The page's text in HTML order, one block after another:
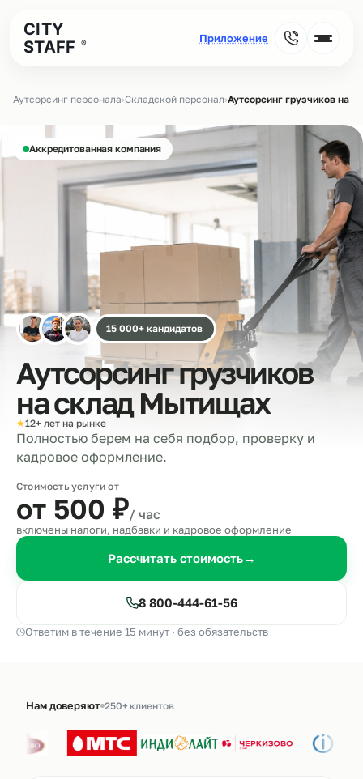
CITY
STAFF
®
Аутсорсинг персонала›Складской персонал›Аутсорсинг грузчиков на
Аккредитованная компания
15 000+ кандидатов
Аутсорсинг грузчиков
на складМытищах
★12+ лет на рынке
Полностью берем на себя подбор, проверку и
кадровое оформление.
Стоимость услуги от
от 500 ₽/ час
включены налоги, надбавки и кадровое оформление
Рассчитать стоимость→
8 800-444-61-56
Ответим в течение 15 минут · без обязательств
Нам доверяют 250+ клиентов